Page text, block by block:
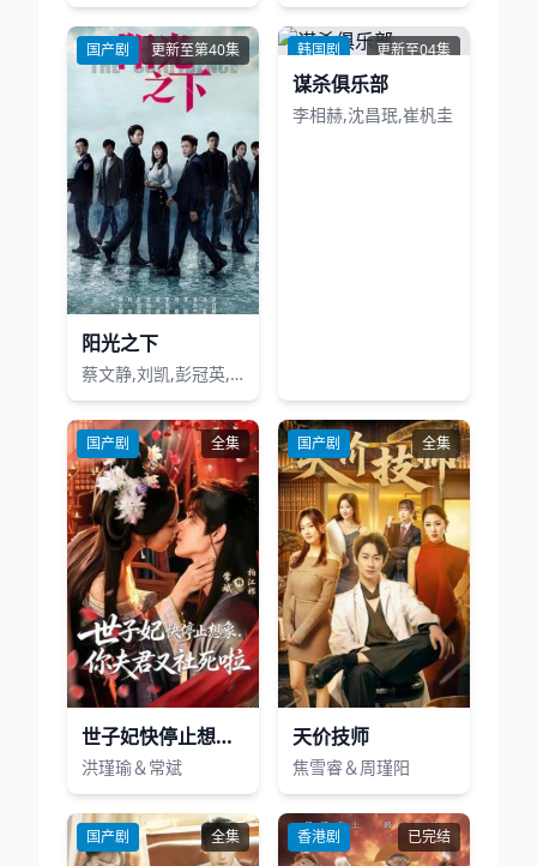
国产剧 更新至第40集
阳光之下
蔡文静,刘凯,彭冠英,王劲松,萨日娜,李洪涛,施大生,岳旸,李东恒,马藜,多布杰,冯雷,王从懿,李砚,孙之鸿,亓航,章婷婷,周韵茹,钱漪,凌子桐,王学庭,周卓,栾浚威,王唯,岳士涵,孙家玮,曦璐,妞妞,王保艳,邓凯匀,陈伟隆,董波,马洪磊,张国庆,石小满,安宇,金阳,焦体怡,张艺心,何曙霞,柯国庆,思潮,张雷,金士哲,杜和倩
韩国剧 更新至04集
谋杀俱乐部
李相赫,沈昌珉,崔杋圭
国产剧 全集
世子妃快停止想象，你夫君又社死啦
洪瑾瑜＆常斌
国产剧 全集
天价技师
焦雪睿＆周瑾阳
国产剧 全集 香港剧 已完结